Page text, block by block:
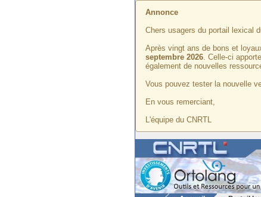
Annonce
Chers usagers du portail lexical
Après vingt ans de bons et
septembre 2026. Celle-ci
également de nouvelles
Vous pouvez tester la nouvelle
En vous remerciant,
L'équipe du CNRTL